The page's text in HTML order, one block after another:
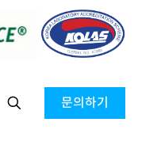
문의하기